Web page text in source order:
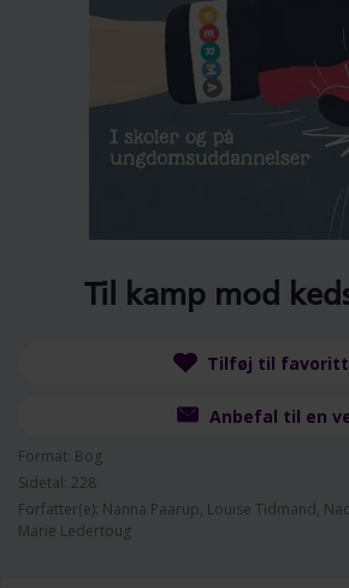
Til kamp mod
Tilføj til
Anbefal til en
Format: Bog
Sidetal: 228
Forfatter(e): Nanna Paarup, Louise Tidmand,
Marie Ledertoug